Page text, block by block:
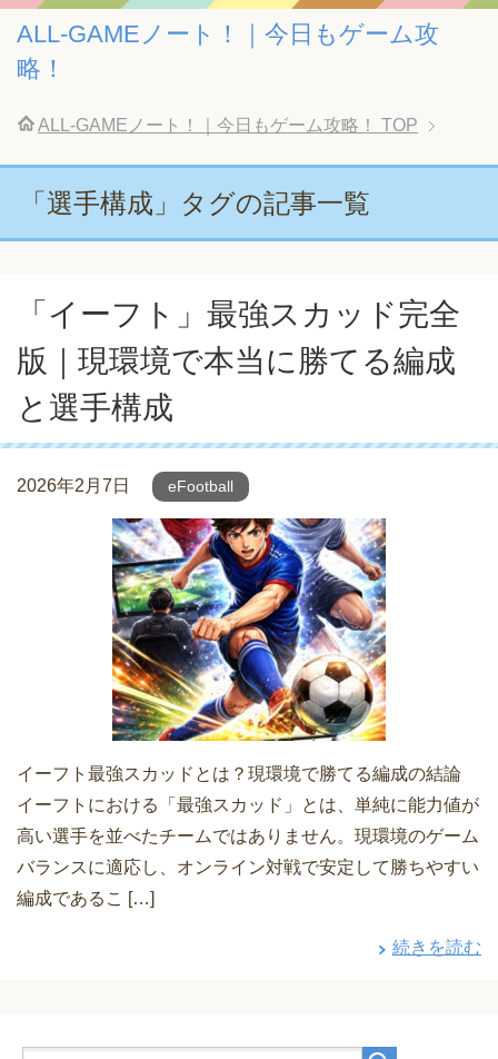
ALL-GAMEノート！｜今日もゲーム攻
略！
ALL-GAMEノート！｜今日もゲーム攻略！ TOP
「選手構成」タグの記事一覧
「イーフト」最強スカッド完全
版｜現環境で本当に勝てる編成
と選手構成
2026年2月7日 eFootball
イーフト最強スカッドとは？現環境で勝てる編成の結論
イーフトにおける「最強スカッド」とは、単純に能力値が
高い選手を並べたチームではありません。現環境のゲーム
バランスに適応し、オンライン対戦で安定して勝ちやすい
編成であるこ […]
続きを読む